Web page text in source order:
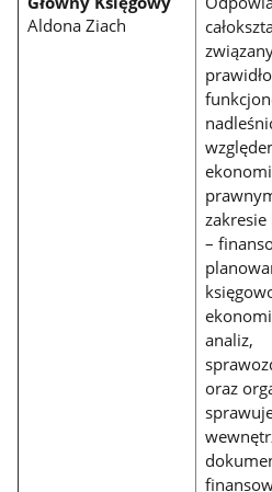
Aldona Ziach
–
analiz,
oraz